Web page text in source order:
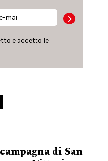
e accetto le
di San